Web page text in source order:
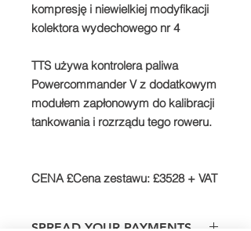
kompresję i niewielkiej modyfikacji
kolektora wydechowego nr 4
TTS używa kontrolera paliwa
Powercommander V z dodatkowym
modułem zapłonowym do kalibracji
tankowania i rozrządu tego roweru.
CENA £Cena zestawu: £3528 + VAT
SPREAD YOUR PAYMENTS